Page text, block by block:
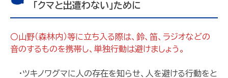
「クマと出遭わない」ために
〇山野（森林内）等に立ち入る際は、鈴、笛、ラジオなどの
音のするものを携帯し、単独行動は避けましょう。
・ツキノワグマに人の存在を知らせ、人を避ける行動をと